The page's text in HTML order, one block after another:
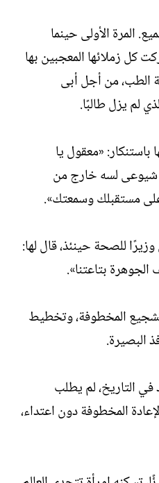
المرة الأولى حينما
كل زملائها المعجبين بها
الطب، من أجل أبى
لم يزل طالبًا.
باستنكار: «معقول يا
شيوعى لسه خارج من
مستقبلك وسمعتك».
للصحة حينئذ، قال لها:
بتاعتنا».
المخطوفة، وتخطيط
البصيرة.
التاريخ، لم يطلب
المخطوفة دون اعتداء،